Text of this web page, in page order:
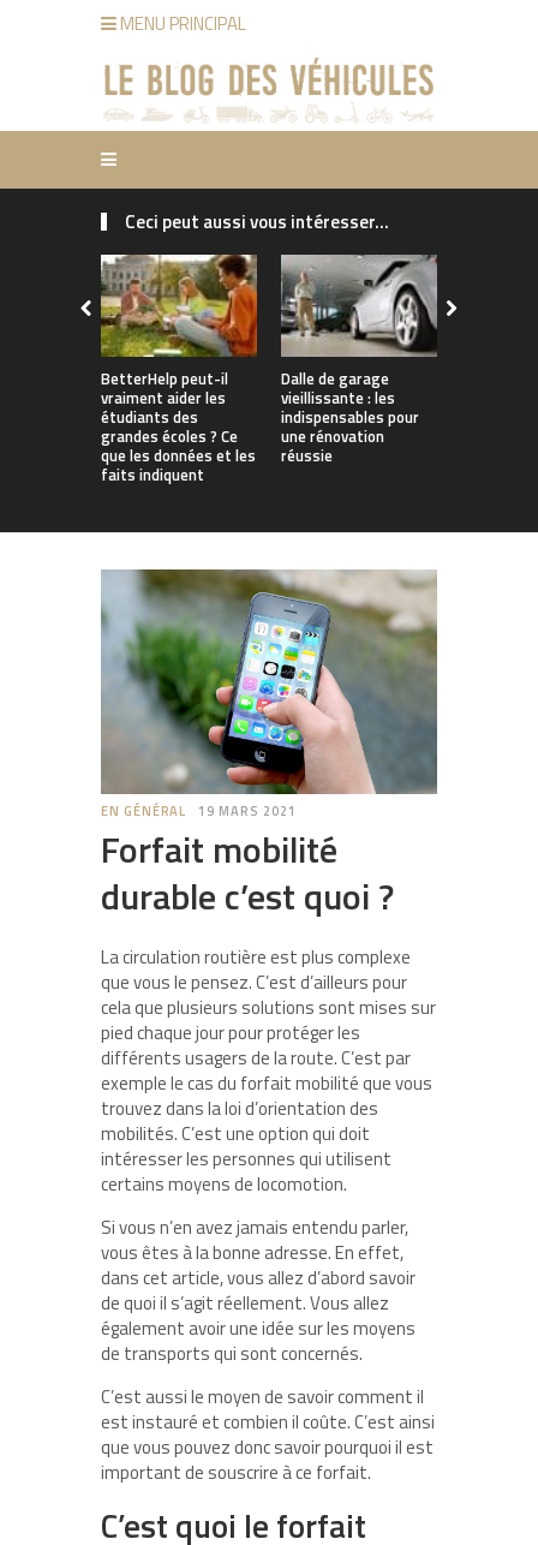
MENU PRINCIPAL
Ceci peut aussi vous intéresser...
BetterHelp peut-il
vraiment aider les
étudiants des
grandes écoles ? Ce
que les données et les
faits indiquent
Dalle de garage
vieillissante : les
indispensables pour
une rénovation
réussie
EN GÉNÉRAL 19 MARS 2021
Forfait mobilité
durable c’est quoi ?
La circulation routière est plus complexe
que vous le pensez. C’est d’ailleurs pour
cela que plusieurs solutions sont mises sur
pied chaque jour pour protéger les
différents usagers de la route. C’est par
exemple le cas du forfait mobilité que vous
trouvez dans la loi d’orientation des
mobilités. C’est une option qui doit
intéresser les personnes qui utilisent
certains moyens de locomotion.
Si vous n’en avez jamais entendu parler,
vous êtes à la bonne adresse. En effet,
dans cet article, vous allez d’abord savoir
de quoi il s’agit réellement. Vous allez
également avoir une idée sur les moyens
de transports qui sont concernés.
C’est aussi le moyen de savoir comment il
est instauré et combien il coûte. C’est ainsi
que vous pouvez donc savoir pourquoi il est
important de souscrire à ce forfait.
C’est quoi le forfait